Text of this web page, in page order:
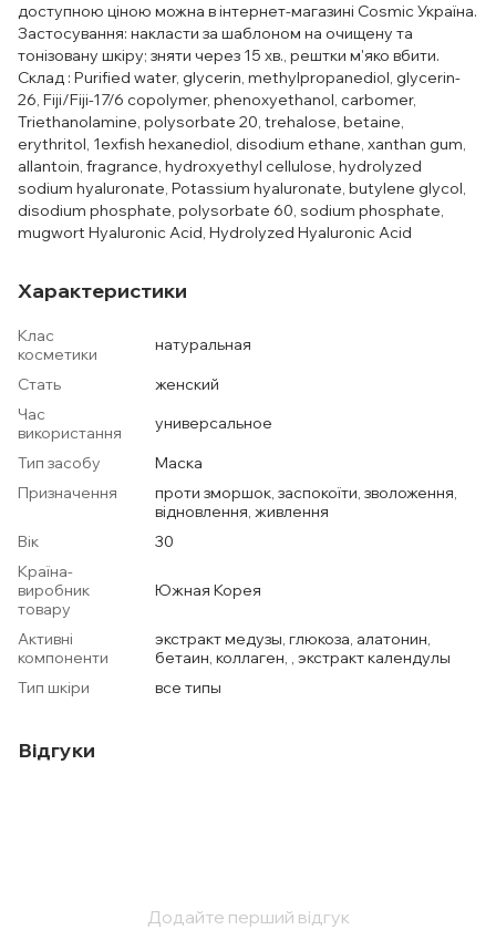
доступною ціною можна в інтернет-магазині Cosmic Україна.
Застосування: накласти за шаблоном на очищену та
тонізовану шкіру; зняти через 15 хв., рештки м'яко вбити.
Склад : Purified water, glycerin, methylpropanediol, glycerin-
26, Fiji/Fiji-17/6 copolymer, phenoxyethanol, carbomer,
Triethanolamine, polysorbate 20, trehalose, betaine,
erythritol, 1exfish hexanediol, disodium ethane, xanthan gum,
allantoin, fragrance, hydroxyethyl cellulose, hydrolyzed
sodium hyaluronate, Potassium hyaluronate, butylene glycol,
disodium phosphate, polysorbate 60, sodium phosphate,
mugwort Hyaluronic Acid, Hydrolyzed Hyaluronic Acid
Характеристики
Клас
косметики
натуральная
Стать
женский
Час
використання
универсальное
Тип засобу
Маска
Призначення
проти зморшок, заспокоїти, зволоження,
відновлення, живлення
Вік
30
Країна-
виробник
товару
Южная Корея
Активні
компоненти
экстракт медузы, глюкоза, алатонин,
бетаин, коллаген, , экстракт календулы
Тип шкіри
все типы
Відгуки
Додайте перший відгук